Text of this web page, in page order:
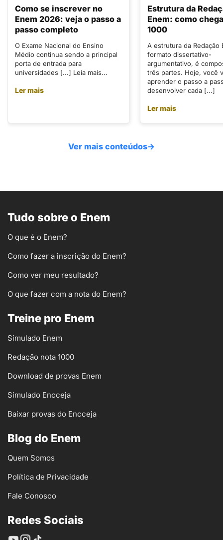
Como se inscrever no
Enem 2026: veja o passo a
passo completo
O Exame Nacional do Ensino
Médio continua sendo a principal
porta de entrada para
universidades [...] Leia mais...
Ler mais
Estrutura da
Enem: como
1000
A estrutura da Redação
formato dissertativo-
argumentativo, é
três partes. Hoje, você
aprender o passo a
desenvolver cada [...]
Ler mais
Ver mais conteúdos→
Tudo sobre o Enem
O que é o Enem?
Como fazer a inscrição do Enem?
Como ver meu resultado?
O que fazer com a nota do Enem?
Treine pro Enem
Simulado Enem
Redação nota 1000
Download de provas Enem
Simulado Encceja
Baixar provas do Encceja
Blog do Enem
Quem Somos
Política de Privacidade
Fale Conosco
Redes Sociais